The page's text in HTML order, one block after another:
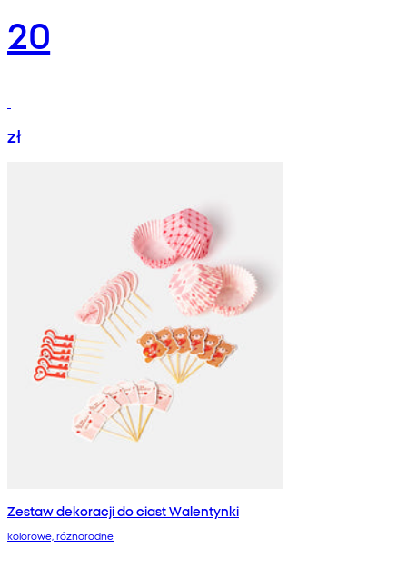
20
zł
Zestaw dekoracji do ciast Walentynki
kolorowe, róznorodne